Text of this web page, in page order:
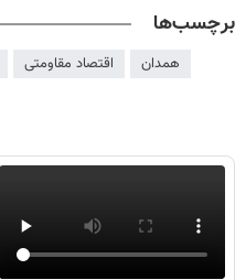
برچسب‌ها
همدان اقتصاد مقاومتی